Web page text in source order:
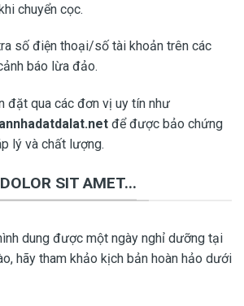
chuyển cọc.
số điện thoại/số tài khoản trên các
báo lừa đảo.
đặt qua các đơn vị uy tín như
để được bảo chứng
lý và chất lượng.
SIT AMET...
dung được một ngày nghỉ dưỡng tại
hãy tham khảo kịch bản hoàn hảo dưới